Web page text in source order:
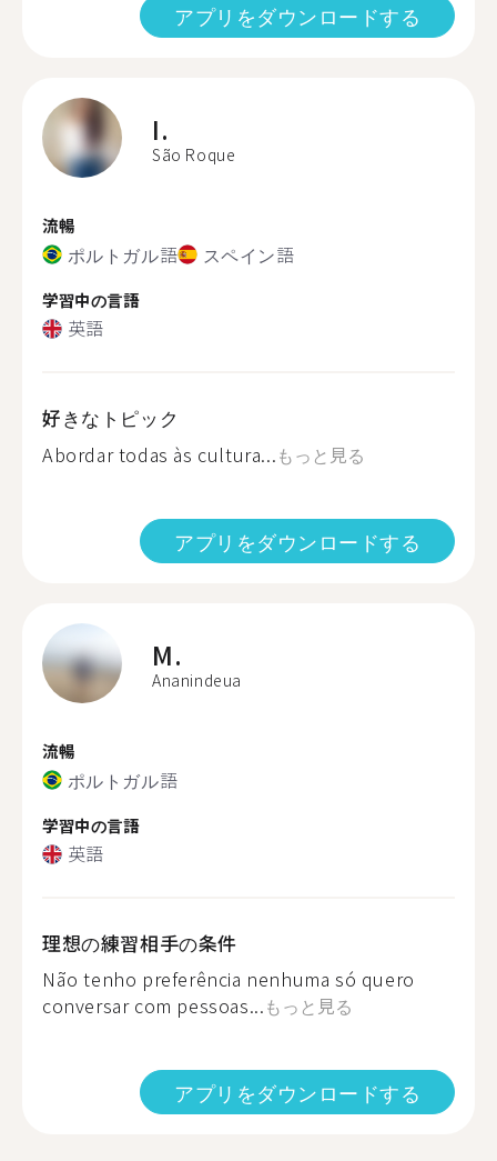
アプリをダウンロードする
I.
São Roque
流暢
ポルトガル語 スペイン語
学習中の言語
英語
好きなトピック
Abordar todas às cultura...もっと見る
アプリをダウンロードする
M.
Ananindeua
流暢
ポルトガル語
学習中の言語
英語
理想の練習相手の条件
Não tenho preferência nenhuma só quero
conversar com pessoas...もっと見る
アプリをダウンロードする